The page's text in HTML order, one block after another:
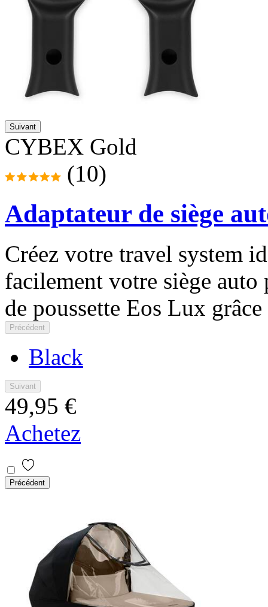
Suivant
CYBEX Gold
(10)
Adaptateur de siège
Créez votre travel system
facilement votre siège
de poussette Eos Lux
Précédent
Black
Suivant
49,95 €
Achetez
Précédent